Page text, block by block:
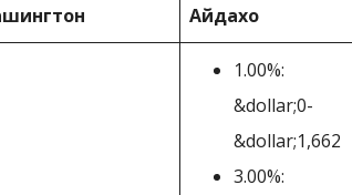
Айдахо
1.00%:
&dollar;0-
&dollar;1,662
3.00%: